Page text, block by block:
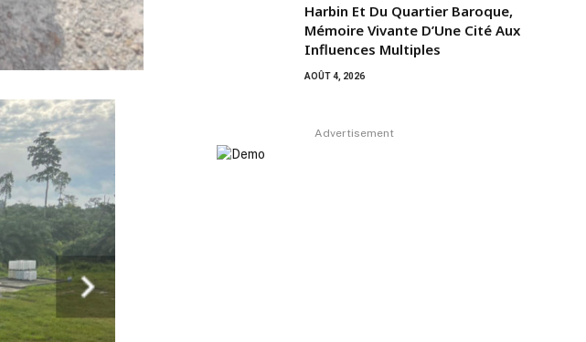
Harbin Et Du Quartier Baroque,
Mémoire Vivante D’Une Cité Aux
Influences Multiples
AOÛT 4, 2026
Advertisement